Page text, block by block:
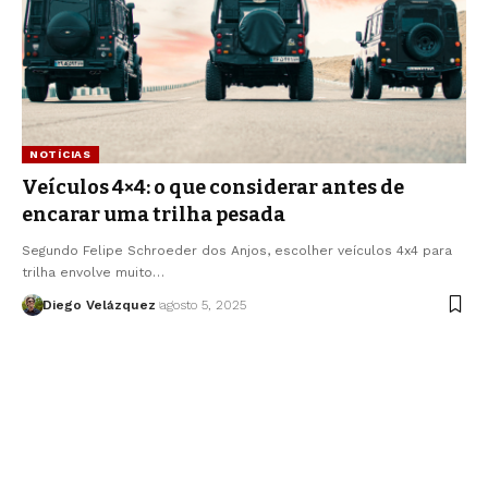
NOTÍCIAS
Veículos 4×4: o que considerar antes de
encarar uma trilha pesada
Segundo Felipe Schroeder dos Anjos, escolher veículos 4x4 para
trilha envolve muito…
Diego Velázquez agosto 5, 2025